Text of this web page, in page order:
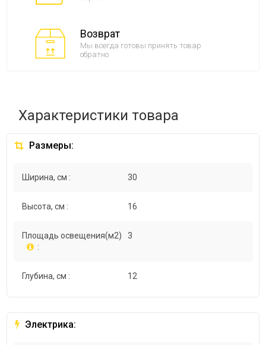
Возврат
Мы всегда готовы принять товар
обратно
Характеристики товара
Размеры:
Ширина, см : 30
Высота, см : 16
Площадь освещения(м2)
:
3
Глубина, см : 12
Электрика: